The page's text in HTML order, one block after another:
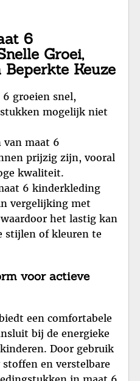
6
Groei,
Keuze
groeien snel,
mogelijk niet
van maat 6
prijzig zijn, vooral
kwaliteit.
6 kinderkleding
vergelijking met
het lastig kan
stijlen of kleuren te
voor actieve
een comfortabele
bij de energieke
Door gebruik
en verstelbare